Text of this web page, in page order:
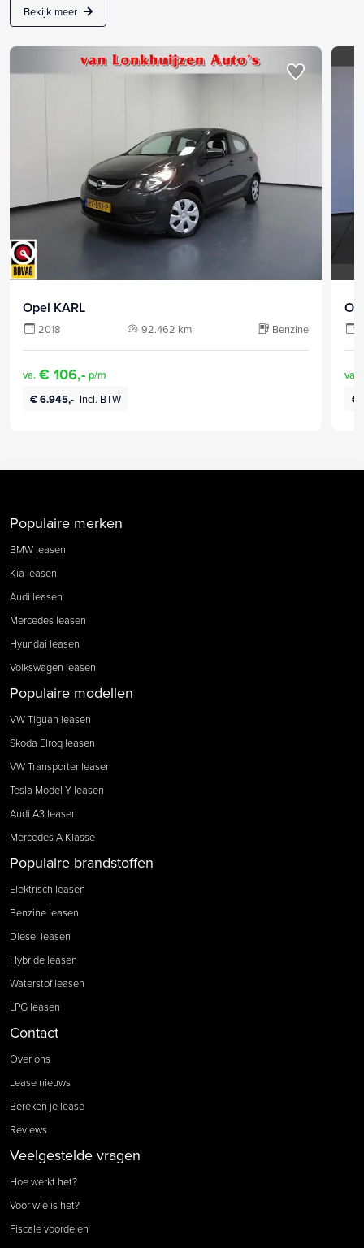
Bekijk meer
Opel KARL
2018 92.462 km Benzine
va. € 106,- p/m
€ 6.945,- Incl. BTW
va.
€
Populaire merken
BMW leasen
Kia leasen
Audi leasen
Mercedes leasen
Hyundai leasen
Volkswagen leasen
Populaire modellen
VW Tiguan leasen
Skoda Elroq leasen
VW Transporter leasen
Tesla Model Y leasen
Audi A3 leasen
Mercedes A Klasse
Populaire brandstoffen
Elektrisch leasen
Benzine leasen
Diesel leasen
Hybride leasen
Waterstof leasen
LPG leasen
Contact
Over ons
Lease nieuws
Bereken je lease
Reviews
Veelgestelde vragen
Hoe werkt het?
Voor wie is het?
Fiscale voordelen